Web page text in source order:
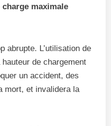
maximale
abrupte. L’utilisation de
de chargement
un accident, des
mort, et invalidera la